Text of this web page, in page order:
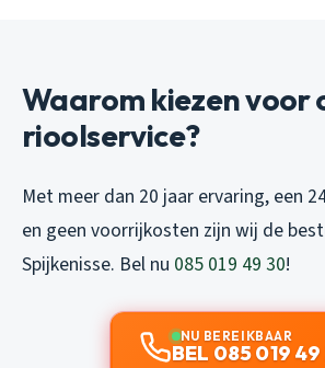
Waarom kiezen voor
rioolservice?
Met meer dan 20 jaar ervaring, een
en geen voorrijkosten zijn wij de
Spijkenisse. Bel nu 085 019 49 30!
NU BEREIKBAAR
BEL 085 019